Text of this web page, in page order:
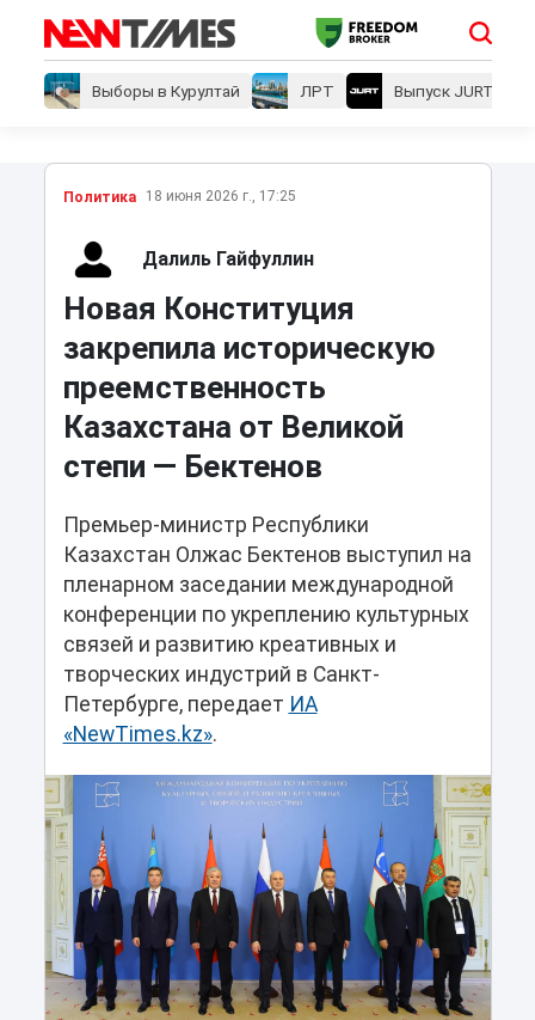
Выборы в Курултай ЛРТ Выпуск JURT
Политика 18 июня 2026 г., 17:25
Далиль Гайфуллин
Новая Конституция
закрепила историческую
преемственность
Казахстана от Великой
степи — Бектенов
Премьер-министр Республики
Казахстан Олжас Бектенов выступил на
пленарном заседании международной
конференции по укреплению культурных
связей и развитию креативных и
творческих индустрий в Санкт-
Петербурге, передает ИА
«NewTimes.kz».